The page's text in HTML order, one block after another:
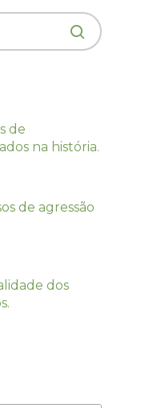
de
na história.
de agressão
dos